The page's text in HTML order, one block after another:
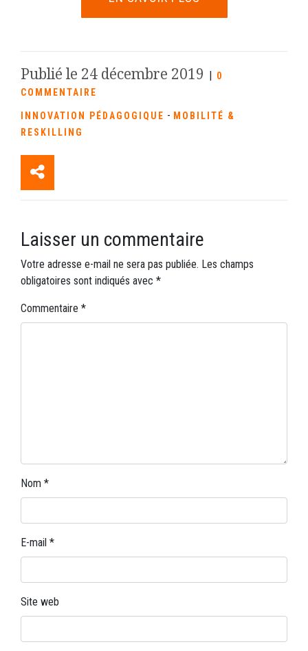
Publié le 24 décembre 2019
0
COMMENTAIRE
INNOVATION PÉDAGOGIQUE - MOBILITÉ &
RESKILLING
Laisser un commentaire
Votre adresse e-mail ne sera pas publiée. Les champs
obligatoires sont indiqués avec *
Commentaire *
Nom *
E-mail *
Site web